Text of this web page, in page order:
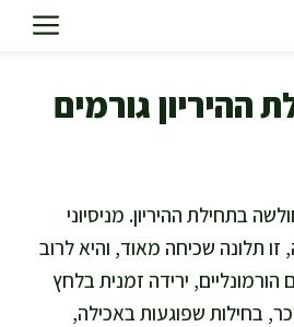
ההיריון גורמים
בתחילת ההיריון. מניסיוני
זו תלונה שכיחה מאוד, והיא לרוב
הורמונליים, ירידה זמנית בלחץ
בחילות שפוגעות באכילה,